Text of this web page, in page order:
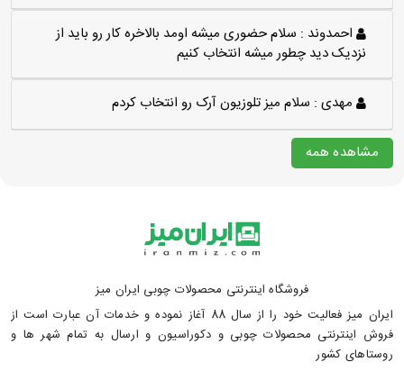
احمدوند : سلام حضوری میشه اومد بالاخره کار رو باید از
نزدیک دید چطور میشه انتخاب کنیم
مهدی : سلام میز تلوزیون آرک رو انتخاب کردم
مشاهده همه
فروشگاه اینترنتی محصولات چوبی ایران میز
ایران میز فعالیت خود را از سال 88 آغاز نموده و خدمات آن عبارت است از
فروش اینترنتی محصولات چوبی و دکوراسیون و ارسال به تمام شهر ها و
روستاهای کشور